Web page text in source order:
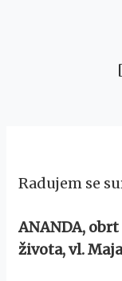
Radujem se
ANANDA,
života, vl.